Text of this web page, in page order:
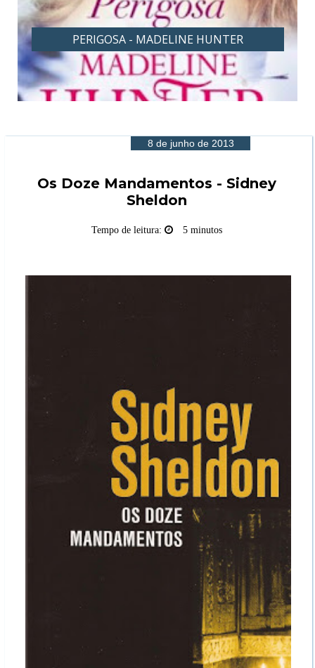
PERIGOSA - MADELINE HUNTER
8 de junho de 2013
Os Doze Mandamentos - Sidney
Sheldon
Tempo de leitura: 5 minutos